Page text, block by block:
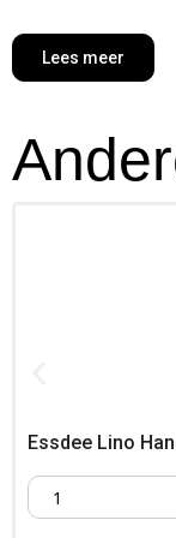
Lees meer
Essdee Lino